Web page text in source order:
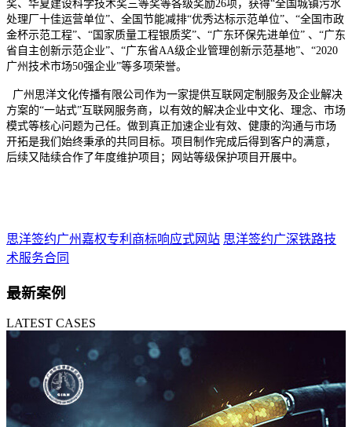
奖、华夏建设科学技术奖三等奖等各级奖励26项，获得“全国城镇污水
处理厂十佳运营单位”、全国节能减排“优秀达标示范单位”、“全国市政
金杯示范工程”、“国家质量工程银质奖”、“广东环保先进单位” 、“广东
省自主创新示范企业”、“广东省AA级企业管理创新示范基地”、“2020
广州技术市场50强企业”等多项荣誉。
广州思洋文化传播有限公司作为一家提供互联网定制服务及企业解决
方案的“一站式”互联网服务商，以有效的解决企业中文化、理念、市场
模式等核心问题为己任。做到真正加速企业有效、健康的沟通与市场
开拓是我们始终秉承的共同目标。项目制作完成后得到客户的满意，
后续又陆续合作了年度维护项目；网站等级保护项目开展中。
思洋签约广州嘉权专利商标响应式网站 思洋签约广深铁路技
术服务合同
最新案例
LATEST CASES